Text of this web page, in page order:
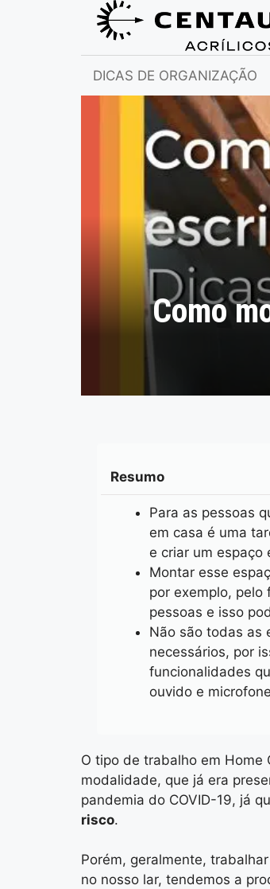
DICAS DE ORGANIZAÇÃO
Como
Resumo
Para as pessoas
em casa é uma
e criar um espaço
Montar esse
por exemplo, pelo
pessoas e isso
Não são todas as
necessários, por
funcionalidades
ouvido e
O tipo de trabalho em Home
modalidade, que já era
pandemia do COVID-19, já
risco.
Porém, geralmente,
no nosso lar, tendemos a